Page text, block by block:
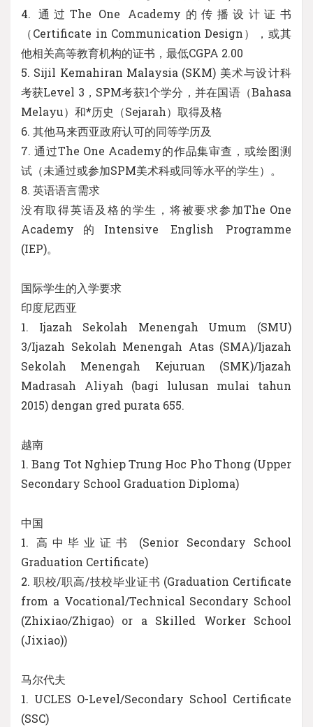
4. 通过The One Academy的传播设计证书
（Certificate in Communication Design），或其
他相关高等教育机构的证书，最低CGPA 2.00
5. Sijil Kemahiran Malaysia (SKM) 美术与设计科
考获Level 3，SPM考获1个学分，并在国语（Bahasa
Melayu）和*历史（Sejarah）取得及格
6. 其他马来西亚政府认可的同等学历及
7. 通过The One Academy的作品集审查，或绘图测
试（未通过或参加SPM美术科或同等水平的学生）。
8. 英语语言需求
没有取得英语及格的学生，将被要求参加The One
Academy的Intensive English Programme
(IEP)。
国际学生的入学要求
印度尼西亚
1. Ijazah Sekolah Menengah Umum (SMU)
3/Ijazah Sekolah Menengah Atas (SMA)/Ijazah
Sekolah Menengah Kejuruan (SMK)/Ijazah
Madrasah Aliyah (bagi lulusan mulai tahun
2015) dengan gred purata 655.
越南
1. Bang Tot Nghiep Trung Hoc Pho Thong (Upper
Secondary School Graduation Diploma)
中国
1. 高中毕业证书 (Senior Secondary School
Graduation Certificate)
2. 职校/职高/技校毕业证书 (Graduation Certificate
from a Vocational/Technical Secondary School
(Zhixiao/Zhigao) or a Skilled Worker School
(Jixiao))
马尔代夫
1. UCLES O-Level/Secondary School Certificate
(SSC)